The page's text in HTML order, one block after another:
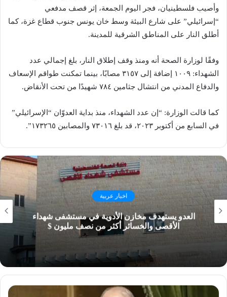
وأصيب فلسطينيان، فجر اليوم الجمعة، إثر قصف مدفعي
“إسرائيلي” على شارع البيئة وسط خان يونس جنوب قطاع غزة، كما
أطلق النار على المناطق الشرقية للمدينة.
وفقًا لوزارة الصحة أنه ومنذ وقف إطلاق النار، بلغ إجمالي عدد
الشهداء: ١٠٠٩ إضافة إلى ٣١٥٧ مصابًا، بينما تمكنت طواقم الإسعاف
والدفاع المدني من انتشال جثامين ٧٨٤ شهيدًا من تحت الأنقاض.
كما قالت الوزارة: “إن عدد الشهداء، منذ بداية العدوّان “الإسرائيلي”
في السابع من أكتوبر ٢٠٢٣، قد بلغ ٧٣٠١٦ والمصابين ١٧٣٢٦٥”.
اخبار عربية
العدو يستهدف مخازن الأدوية في مستشفى شهداء
الأقصى والخسائر أكثر من نصف مليون $